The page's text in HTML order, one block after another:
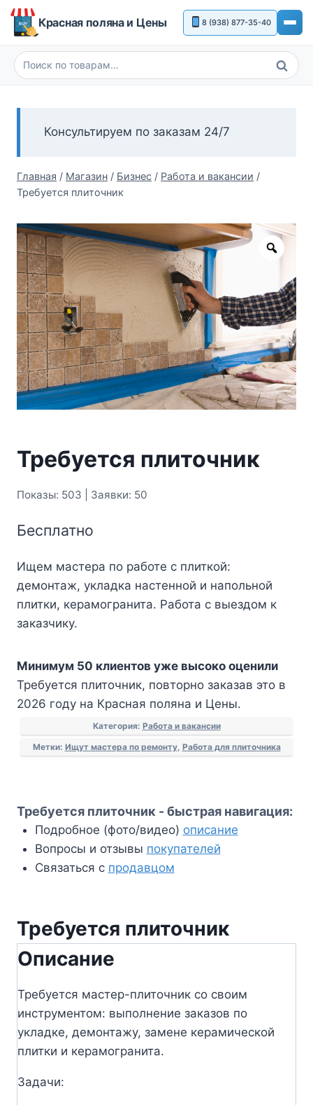
Перейти
Красная поляна и Цены 8 (938) 877-35-40
Искать:
Поиск
Консультируем по заказам 24/7
Главная / Магазин / Бизнес / Работа и вакансии /
Требуется плиточник
Zoom
Требуется плиточник
Показы: 503 | Заявки: 50
Бесплатно
Ищем мастера по работе с плиткой:
демонтаж, укладка настенной и напольной
плитки, керамогранита. Работа с выездом к
заказчику.
Минимум 50 клиентов уже высоко оценили
Требуется плиточник, повторно заказав это в
2026 году на Красная поляна и Цены.
Категория: Работа и вакансии
Метки: Ищут мастера по ремонту, Работа для плиточника
Требуется плиточник - быстрая навигация:
Подробное (фото/видео) описание
Вопросы и отзывы покупателей
Связаться с продавцом
Требуется плиточник
Описание
Требуется мастер-плиточник со своим
инструментом: выполнение заказов по
укладке, демонтажу, замене керамической
плитки и керамогранита.
Задачи: